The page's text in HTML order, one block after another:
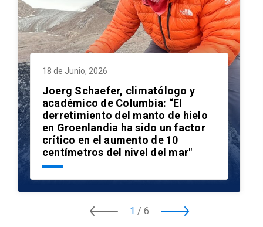
18 de Junio, 2026
Joerg Schaefer, climatólogo y
académico de Columbia: “El
derretimiento del manto de hielo
en Groenlandia ha sido un factor
crítico en el aumento de 10
centímetros del nivel del mar"
1 / 6